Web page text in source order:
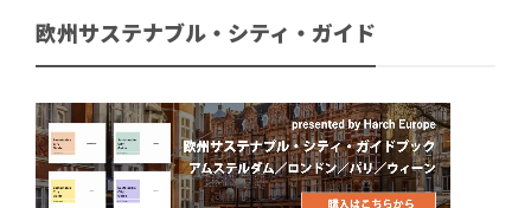
欧州サステナブル・シティ・ガイド